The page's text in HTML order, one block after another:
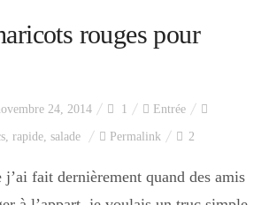
A propos
Catégories
rouges pour
24, 2014 1 Entrée
, rapide, salade Permalink 2
j’ai fait dernièrement quand des amis